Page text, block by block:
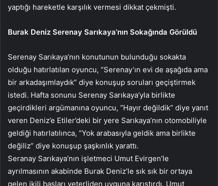
yaptığı hareketle karşılık vermesi dikkat çekmişti.
Burak Deniz Serenay Sarıkaya’nın Sokağında Görüldü
Serenay Sarıkaya’nın konutunun bulunduğu sokakta
olduğu hatırlatılan oyuncu, “Serenay’ın evi de aşağıda ama
bir arkadaşımlaydık” diye konuşup soruları geçiştirmek
istedi. Hafta sonunu Serenay Sarıkaya’yla birlikte
geçirdikleri argümanına oyuncu, “Hayır değildik” diye yanıt
veren Deniz’e Etiler’deki bir yere Sarıkaya’nın otomobiliyle
geldiği hatırlatılınca, “Yok arabasıyla geldik ama birlikte
değiliz” diye konuşup şaşkınlık yarattı.
Seranay Sarıkaya’nın işletmeci Umut Evirgen’le
ayrılmasının akabinde Burak Deniz’le sık sık bir ortaya
gelen ikili başları yeterliden uyguna karıştırdı. Umut